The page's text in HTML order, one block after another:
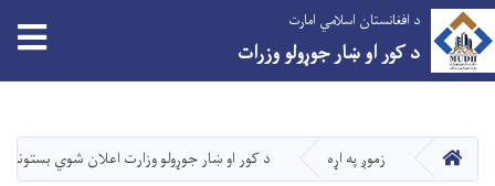
دانګل
د افغانستان اسلامي امارت
د کور او ښار جوړولو وزرات
کور زموږ په اړه د کور او ښار جوړولو وزارت اعلان شوي بستونه